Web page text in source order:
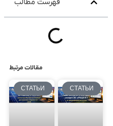
فهرست مطالب
مقالات مرتبط
СТАТЬИ СТАТЬИ